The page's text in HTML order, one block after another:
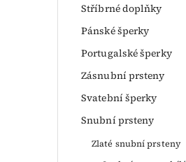
Stříbrné doplňky
Pánské šperky
Portugalské šperky
Zásnubní prsteny
Svatební šperky
Snubní prsteny
Zlaté snubní prsteny